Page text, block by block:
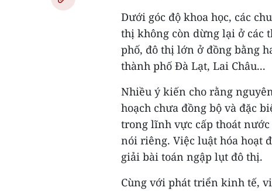
Dưới góc độ khoa học, các
thị không còn dừng lại ở các
phố, đô thị lớn ở đồng bằng
thành phố Đà Lạt, Lai Châu...
Nhiều ý kiến cho rằng
hoạch chưa đồng bộ và đặc
trong lĩnh vực cấp thoát
nói riêng. Việc luật hóa hoạt
giải bài toán ngập lụt đô thị.
Cùng với phát triển kinh tế,